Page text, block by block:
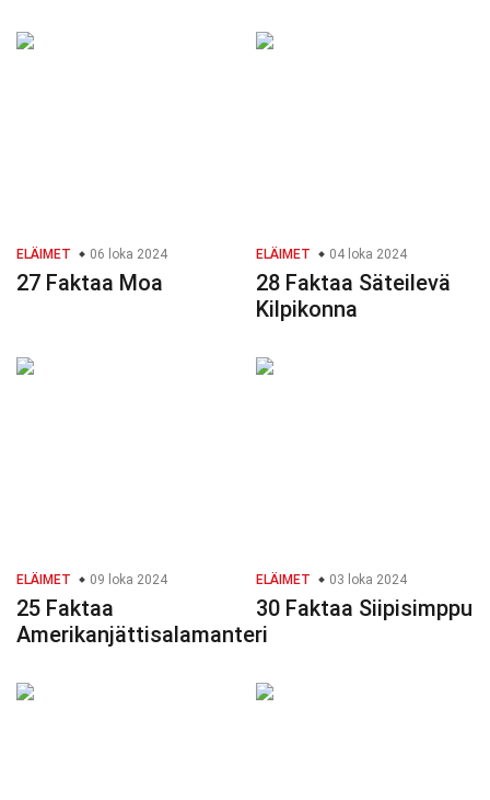
ELÄIMET 06 loka 2024
27 Faktaa Moa
ELÄIMET 04 loka 2024
28 Faktaa Säteilevä
Kilpikonna
ELÄIMET 09 loka 2024
25 Faktaa
Amerikanjättisalamanteri
ELÄIMET 03 loka 2024
30 Faktaa Siipisimppu